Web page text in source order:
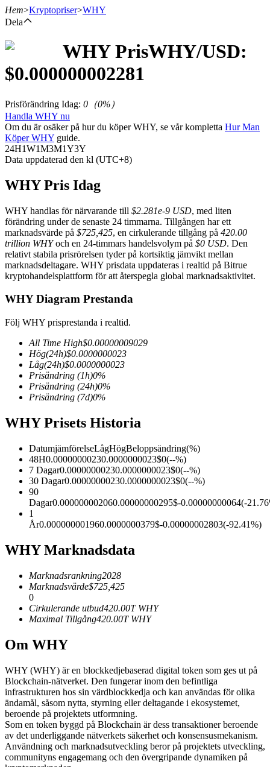
USDT Futures
COIN-M Futures
Futures för kryptovaluta
TradFi
Futures med USDC som säkerhet
Kopiera Trading
Gå med de bästa handlarna
Hem>Kryptopriser>WHY
Dela
WHY PrisWHY/USD:
$0.000000002281
Prisförändring Idag: 0 （0%）
Handla WHY nu
Om du är osäker på hur du köper WHY, se vår kompletta Hur Man
Köper WHY guide.
24H1W1M3M1Y3Y
Data uppdaterad den kl (UTC+8)
WHY Pris Idag
WHY handlas för närvarande till $2.281e-9 USD, med liten
förändring under de senaste 24 timmarna. Tillgången har ett
marknadsvärde på $725,425, en cirkulerande tillgång på 420.00
trillion WHYoch en 24-timmars handelsvolym på $0 USD. Den
relativt stabila prisrörelsen tyder på kortsiktig jämvikt mellan
marknadsdeltagare. WHY prisdata uppdateras i realtid på Bitrue
kryptohandelsplattform för att återspegla global marknadsaktivitet.
WHY Diagram Prestanda
Följ WHY prisprestanda i realtid.
All Time High$0.00000009029
Hög(24h)$0.0000000023
Låg(24h)$0.0000000023
Prisändring (1h)0%
Prisändring (24h)0%
Prisändring (7d)0%
WHY Prisets Historia
DatumjämförelseLågHögBeloppsändring(%)
48H0.00000000230.0000000023$0(--%)
7 Dagar0.00000000230.0000000023$0(--%)
30 Dagar0.00000000230.0000000023$0(--%)
90
Dagar0.000000002060.00000000295$-0.00000000064(-21.76
1
År0.000000001960.0000000379$-0.00000002803(-92.41%)
WHY Marknadsdata
Marknadsrankning2028
Marknadsvärde$725,425
0
Cirkulerande utbud420.00T WHY
Maximal Tillgång420.00T WHY
Om WHY
WHY (WHY) är en blockkedjebaserad digital token som ges ut på
Blockchain-nätverket. Den fungerar inom den befintliga
infrastrukturen hos sin värdblockkedja och kan användas för olika
ändamål, såsom nytta, styrning eller deltagande i ekosystemet,
beroende på projektets utformning.
Som en token byggd på Blockchain är dess transaktioner beroende
av det underliggande nätverkets säkerhet och konsensusmekanism.
Användning och marknadsutveckling beror på projektets utveckling,
communityns engagemang och den övergripande dynamiken på